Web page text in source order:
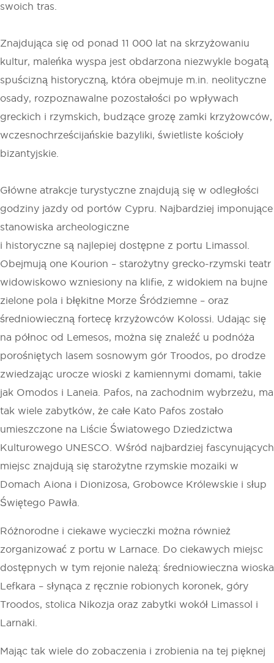
swoich tras.
Znajdująca się od ponad 11 000 lat na skrzyżowaniu
kultur, maleńka wyspa jest obdarzona niezwykle bogatą
spuścizną historyczną, która obejmuje m.in. neolityczne
osady, rozpoznawalne pozostałości po wpływach
greckich i rzymskich, budzące grozę zamki krzyżowców,
wczesnochrześcijańskie bazyliki, świetliste kościoły
bizantyjskie.
Główne atrakcje turystyczne znajdują się w odległości
godziny jazdy od portów Cypru. Najbardziej imponujące
stanowiska archeologiczne
i historyczne są najlepiej dostępne z portu Limassol.
Obejmują one Kourion – starożytny grecko-rzymski teatr
widowiskowo wzniesiony na klifie, z widokiem na bujne
zielone pola i błękitne Morze Śródziemne – oraz
średniowieczną fortecę krzyżowców Kolossi. Udając się
na północ od Lemesos, można się znaleźć u podnóża
porośniętych lasem sosnowym gór Troodos, po drodze
zwiedzając urocze wioski z kamiennymi domami, takie
jak Omodos i Laneia. Pafos, na zachodnim wybrzeżu, ma
tak wiele zabytków, że całe Kato Pafos zostało
umieszczone na Liście Światowego Dziedzictwa
Kulturowego UNESCO. Wśród najbardziej fascynujących
miejsc znajdują się starożytne rzymskie mozaiki w
Domach Aiona i Dionizosa, Grobowce Królewskie i słup
Świętego Pawła.
Różnorodne i ciekawe wycieczki można również
zorganizować z portu w Larnace. Do ciekawych miejsc
dostępnych w tym rejonie należą: średniowieczna wioska
Lefkara – słynąca z ręcznie robionych koronek, góry
Troodos, stolica Nikozja oraz zabytki wokół Limassol i
Larnaki.
Mając tak wiele do zobaczenia i zrobienia na tej pięknej